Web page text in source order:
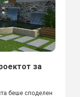
за
беше споделен